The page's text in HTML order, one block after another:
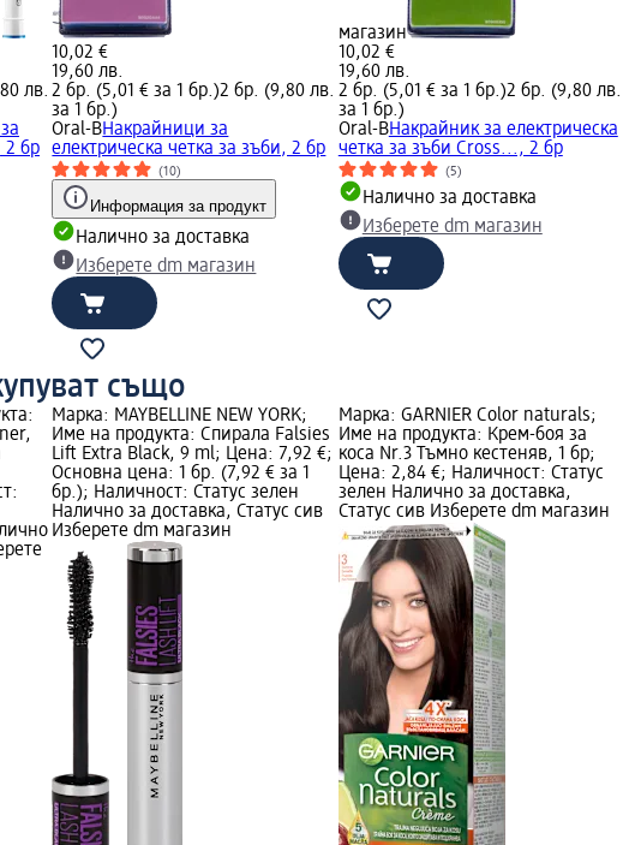
лв.
2 бр
10,02 €
19,60 лв.
2 бр. (5,01 € за 1 бр.)2 бр. (9,80 лв.
за 1 бр.)
Oral-BНакрайници за
електрическа четка за зъби, 2 бр
(10)
Информация за продукт
Налично за доставка
Изберете dm магазин
магазин
10,02 €
19,60 лв.
2 бр. (5,01 € за 1 бр.)2 бр. (9,80 лв.
за 1 бр.)
Oral-BНакрайник за електрическа
четка за зъби Cross..., 2 бр
(5)
Налично за доставка
Изберете dm магазин
също
Марка: MAYBELLINE NEW YORK;
Име на продукта: Спирала Falsies
Lift Extra Black, 9 ml; Цена: 7,92 €;
Основна цена: 1 бр. (7,92 € за 1
бр.); Наличност: Статус зелен
Налично за доставка, Статус сив
Изберете dm магазин
Марка: GARNIER Color naturals;
Име на продукта: Крем-боя за
коса Nr.3 Тъмно кестеняв, 1 бр;
Цена: 2,84 €; Наличност: Статус
зелен Налично за доставка,
Статус сив Изберете dm магазин